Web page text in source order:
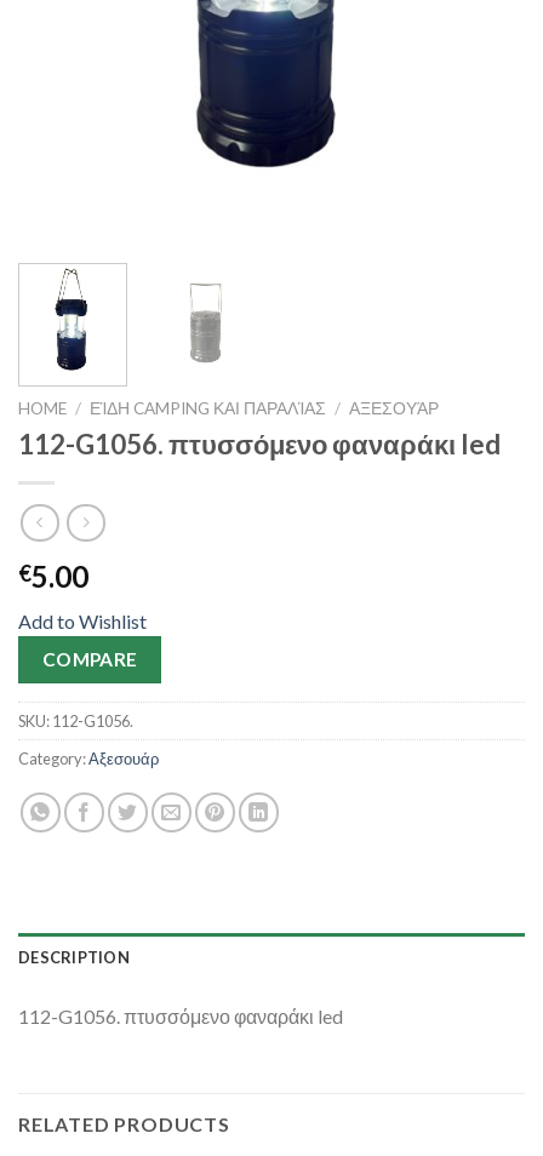
HOME / ΕΊΔΗ CAMPING ΚΑΙ ΠΑΡΑΛΊΑΣ / ΑΞΕΣΟΥΆΡ
112-G1056. πτυσσόμενο φαναράκι led
€5.00
Add to Wishlist
COMPARE
SKU:112-G1056.
Category:Αξεσουάρ
DESCRIPTION
112-G1056. πτυσσόμενο φαναράκι led
RELATED PRODUCTS